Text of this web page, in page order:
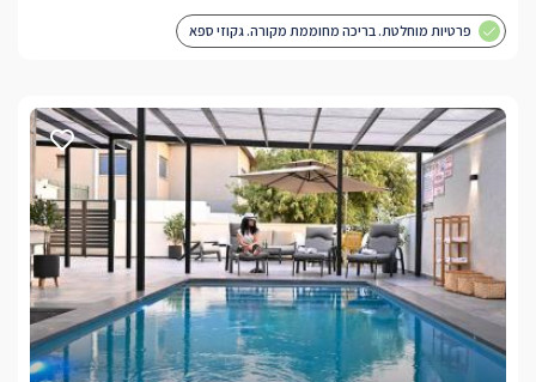
פרטיות מוחלטת. בריכה מחוממת מקורה. גקוזי ספא